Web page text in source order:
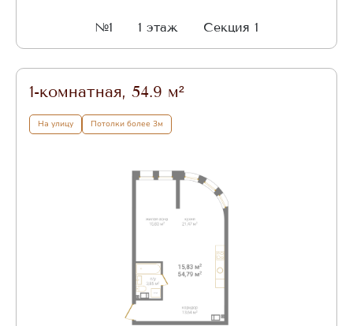
№1 1 этаж Секция 1
1-комнатная, 54.9 м²
На улицу Потолки более 3м